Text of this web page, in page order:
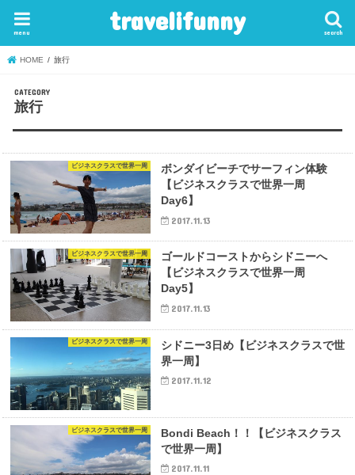
travelifunny search
menu
HOME 旅行
旅行
ビジネスクラスで世界一周
ボンダイビーチでサーフィン体験
【ビジネスクラスで世界一周
Day6】
2017.11.13
ビジネスクラスで世界一周
ゴールドコーストからシドニーへ
【ビジネスクラスで世界一周
Day5】
2017.11.13
ビジネスクラスで世界一周
シドニー3日め【ビジネスクラスで世
界一周】
2017.11.12
ビジネスクラスで世界一周
Bondi Beach！！【ビジネスクラス
で世界一周】
2017.11.11